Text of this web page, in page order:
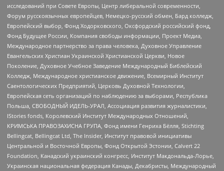
исследований при Совете Европы, Центр либеральной современности,
Форум русскоязычных европейцев, Немецко-русский обмен, Бард колледж,
Европейский выбор, Фонд Ходорковского, Оксфордский российский фонд,
Фонд Будущее России, Компания свободы информации, Проект Медиа,
Международное партнерство за права человека, Духовное Управление
Евангельских Христиан Украинской Христианской Церкви, Новое
Поколение, Духовное Учебное Заведение Международный Библейский
Колледж, Международное христианское движение, Всемирный Институт
Саентологических Предприятий, Церковь Духовной Технологии,
Европейская сеть организаций по наблюдению за выборами, Республика
Польша, СВОБОДНЫЙ ИДЕЛЬ-УРАЛ, Ассоциация развития журналистики,
IStories fonds, Королевский Институт Международных Отношений,
КРИМСЬКА ПРАВОЗАХИСНА ГРУПА, Фонд имени Генриха Бёлля, Stichting
Bellingcat, Bellingcat Ltd, The Insider, Институт правовой инициативы
Центральной и Восточной Европы, Фонд Открытой Эстонии, Calvert 22
Foundation, Канадский украинский конгресс, Институт Макдональда-Лорье,
Украинская национальная федерация Канады, Декабристы, Международный